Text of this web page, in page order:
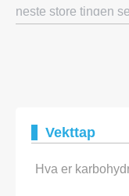
neste store tingen
Vekttap
Hva er